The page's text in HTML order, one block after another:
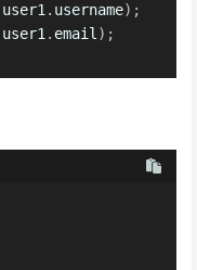
user1 . username) ;
user1 . email ) ;